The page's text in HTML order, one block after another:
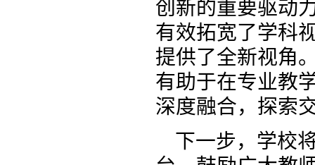
创新的重要驱动
有效拓宽了学科
提供了全新视角
有助于在专业教
深度融合，探索
下一步，学校